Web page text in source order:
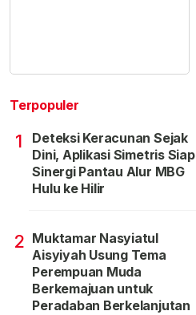
Terpopuler
1
Deteksi Keracunan Sejak
Dini, Aplikasi Simetris Siap
Sinergi Pantau Alur MBG
Hulu ke Hilir
2 Muktamar Nasyiatul
Aisyiyah Usung Tema
Perempuan Muda
Berkemajuan untuk
Peradaban Berkelanjutan